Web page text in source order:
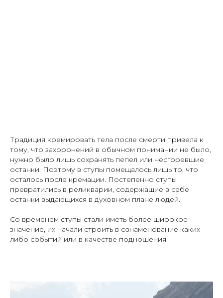
Традиция кремировать тела после смерти привела к
тому, что захоронений в обычном понимании не было,
нужно было лишь сохранять пепел или несгоревшие
останки. Поэтому в ступы помещалось лишь то, что
осталось после кремации. Постепенно ступы
превратились в реликварии, содержащие в себе
останки выдающихся в духовном плане людей.
Со временем ступы стали иметь более широкое
значение, их начали строить в ознаменование каких-
либо событий или в качестве подношения.